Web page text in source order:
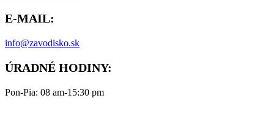
E-MAIL:
info@zavodisko.sk
ÚRADNÉ HODINY:
Pon-Pia: 08 am-15:30 pm